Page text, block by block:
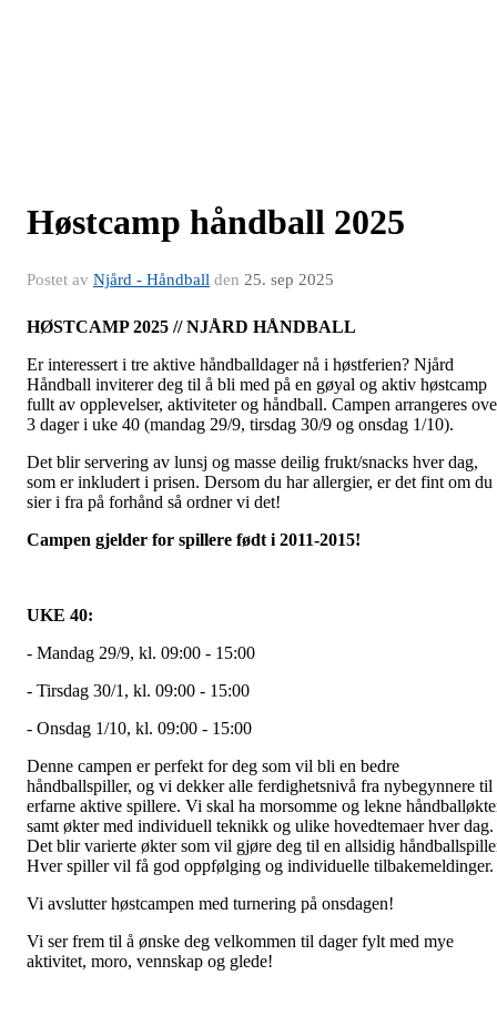
Høstcamp håndball 2025
Postet av Njård - Håndball den 25. sep 2025
HØSTCAMP 2025 // NJÅRD HÅNDBALL
Er interessert i tre aktive håndballdager nå i høstferien? Njård
Håndball inviterer deg til å bli med på en gøyal og aktiv høstcamp
fullt av opplevelser, aktiviteter og håndball. Campen arrangeres
3 dager i uke 40 (mandag 29/9, tirsdag 30/9 og onsdag 1/10).
Det blir servering av lunsj og masse deilig frukt/snacks hver dag,
som er inkludert i prisen. Dersom du har allergier, er det fint om du
sier i fra på forhånd så ordner vi det!
Campen gjelder for spillere født i 2011-2015!
UKE 40:
- Mandag 29/9, kl. 09:00 - 15:00
- Tirsdag 30/1, kl. 09:00 - 15:00
- Onsdag 1/10, kl. 09:00 - 15:00
Denne campen er perfekt for deg som vil bli en bedre
håndballspiller, og vi dekker alle ferdighetsnivå fra nybegynnere til
erfarne aktive spillere. Vi skal ha morsomme og lekne
samt økter med individuell teknikk og ulike hovedtemaer hver dag.
Det blir varierte økter som vil gjøre deg til en allsidig
Hver spiller vil få god oppfølging og individuelle tilbakemeldinger.
Vi avslutter høstcampen med turnering på onsdagen!
Vi ser frem til å ønske deg velkommen til dager fylt med mye
aktivitet, moro, vennskap og glede!